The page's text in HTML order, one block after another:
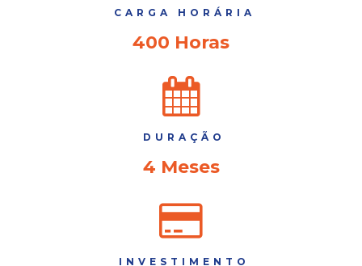
CARGA HORÁRIA
400 Horas
DURAÇÃO
4 Meses
INVESTIMENTO